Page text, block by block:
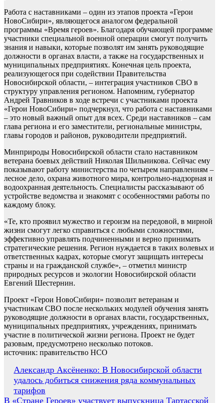
Работа с наставниками – один из этапов проекта «Герои
НовоСибири», являющегося аналогом федеральной
программы «Время героев». Благодаря обучающей программе
участники специальной военной операции смогут получить
знания и навыки, которые позволят им занять руководящие
должности в органах власти, а также на государственных и
муниципальных предприятиях. Конечная цель проекта,
реализующегося при содействии Правительства
Новосибирской области, – интеграция участников СВО в
структуру управления регионом. Напомним, губернатор
Андрей Травников в ходе встречи с участниками проекта
«Герои НовоСибири» подчеркнул, что работа с наставниками
– это новый важный опыт для всех. Среди наставников – сам
глава региона и его заместители, региональные министры,
главы городов и районов, руководители предприятий.
Минприроды Новосибирской области стало наставником
ветерана боевых действий Николая Шильникова. Сейчас ему
показывают работу министерства по четырем направлениям –
лесное дело, охрана животного мира, контрольно-надзорная и
водоохранная деятельность. Специалисты рассказывают об
устройстве ведомства и знакомят с особенностями работы по
каждому блоку.
«Те, кто проявил мужество и героизм на передовой, в мирной
жизни смогут легко справиться с любыми сложностями,
эффективно управлять подчиненными и верно принимать
стратегические решения. Регион нуждается в таких волевых и
ответственных кадрах, которые смогут защищать интересы
страны и на гражданской службе», – отметил министр
природных ресурсов и экологии Новосибирской области
Евгений Шестернин.
Проект «Герои НовоСибири» позволит ветеранам и
участникам СВО после нескольких модулей обучения занять
руководящие должности в органах власти, государственных,
муниципальных предприятиях, учреждениях, принимать
участие в политической жизни региона. Проект не будет
разовым, предусмотрено несколько потоков.
источник: правительство НСО
Навигация
по
записям
Александр Аксёненко: В Новосибирской области
удалось добиться снижения ряда коммунальных
тарифов
В «Стране Героев» участвует выпускница Тартасской